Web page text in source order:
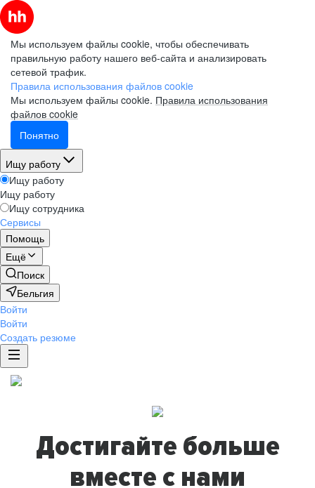
Мы используем файлы cookie, чтобы обеспечивать
правильную работу нашего веб-сайта и анализировать
сетевой трафик.
Правила использования файлов cookie
Мы используем файлы cookie. Правила использования
файлов cookie
Понятно
Ищу работу
Ищу работу
Ищу работу
Ищу сотрудника
Сервисы
Помощь
Ещё
Поиск
Бельгия
Войти
Войти
Создать резюме
Достигайте больше
вместе с нами